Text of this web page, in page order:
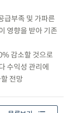
급부족 및 가파른
영향을 받아 기존
감소할 것으로
수익성 관리에
전망